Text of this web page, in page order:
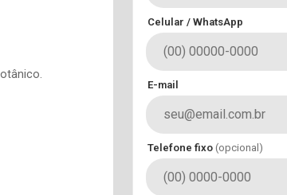
Celular / WhatsApp
E-mail
Telefone fixo (opcional)